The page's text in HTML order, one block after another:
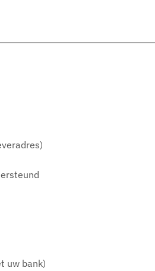
uw bank)